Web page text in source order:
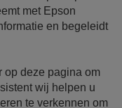
met Epson
en begeleidt
op deze pagina om
wij helpen u
te verkennen om